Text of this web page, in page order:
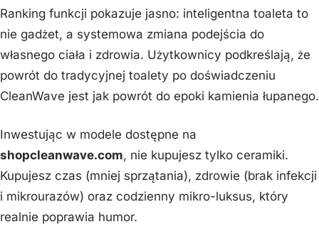
Ranking funkcji pokazuje jasno: inteligentna toaleta to
nie gadżet, a systemowa zmiana podejścia do
własnego ciała i zdrowia. Użytkownicy podkreślają, że
powrót do tradycyjnej toalety po doświadczeniu
CleanWave jest jak powrót do epoki kamienia łupanego.
Inwestując w modele dostępne na
shopcleanwave.com, nie kupujesz tylko ceramiki.
Kupujesz czas (mniej sprzątania), zdrowie (brak infekcji
i mikrourazów) oraz codzienny mikro-luksus, który
realnie poprawia humor.